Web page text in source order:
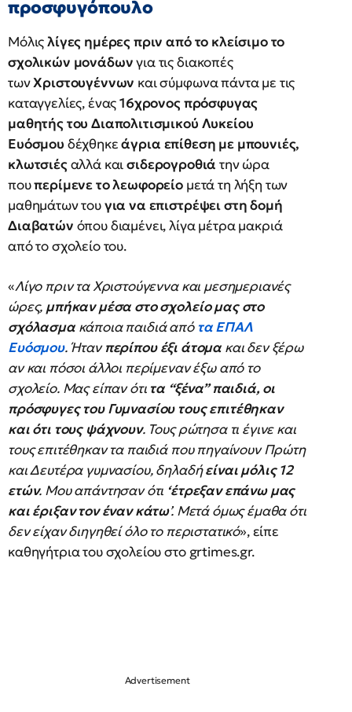
προσφυγόπουλο
Μόλιςλίγες ημέρες πριν από το κλείσιμο το
σχολικών μονάδωνγια τις διακοπές
τωνΧριστουγέννων και σύμφωνα πάντα με τις
καταγγελίες, ένας16χρονος πρόσφυγας
μαθητής του Διαπολιτισμικού Λυκείου
Ευόσμου δέχθηκεάγρια επίθεση με μπουνιές,
κλωτσιέςαλλά καισιδερογροθιά την ώρα
πουπερίμενε το λεωφορείο μετά τη λήξη των
μαθημάτων τουγια να επιστρέψει στη δομή
Διαβατών όπου διαμένει, λίγα μέτρα μακριά
από το σχολείο του.
«Λίγο πριν τα Χριστούγεννα και μεσημεριανές
ώρες, μπήκαν μέσα στο σχολείο μας στο
σχόλασμακάποια παιδιά από τα ΕΠΑΛ
Ευόσμου. Ήτανπερίπου έξι άτομακαι δεν ξέρω
αν και πόσοι άλλοι περίμεναν έξω από το
σχολείο. Μας είπαν ότιτα “ξένα” παιδιά, οι
πρόσφυγες του Γυμνασίου τους επιτέθηκαν
και ότι τους ψάχνουν. Τους ρώτησα τι έγινε και
τους επιτέθηκαν τα παιδιά που πηγαίνουν Πρώτη
και Δευτέρα γυμνασίου, δηλαδήείναι μόλις 12
ετών. Μου απάντησαν ότι ‘έτρεξαν επάνω μας
και έριξαν τον έναν κάτω’. Μετά όμως έμαθα ότι
δεν είχαν διηγηθεί όλο το περιστατικό», είπε
καθηγήτρια του σχολείου στο grtimes.gr.